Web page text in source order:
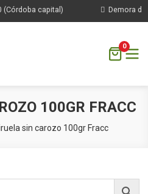
capital) Demora de
0
100GR FRACC
sin carozo 100gr Fracc